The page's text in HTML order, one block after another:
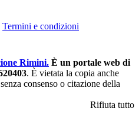
Termini e condizioni
Rimini. È un portale web di
. È vietata la copia anche
consenso o citazione della
Rifiuta tutto